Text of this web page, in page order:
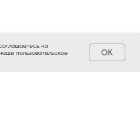
на
пользовательское
ОК